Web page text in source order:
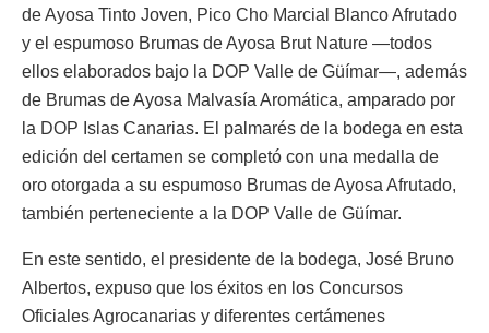
de Ayosa Tinto Joven, Pico Cho Marcial Blanco Afrutado
y el espumoso Brumas de Ayosa Brut Nature —todos
ellos elaborados bajo la DOP Valle de Güímar—, además
de Brumas de Ayosa Malvasía Aromática, amparado por
la DOP Islas Canarias. El palmarés de la bodega en esta
edición del certamen se completó con una medalla de
oro otorgada a su espumoso Brumas de Ayosa Afrutado,
también perteneciente a la DOP Valle de Güímar.
En este sentido, el presidente de la bodega, José Bruno
Albertos, expuso que los éxitos en los Concursos
Oficiales Agrocanarias y diferentes certámenes